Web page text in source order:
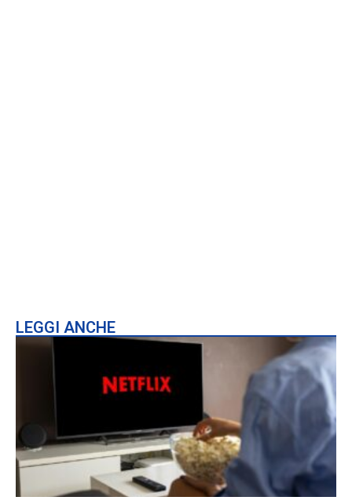
LEGGI ANCHE